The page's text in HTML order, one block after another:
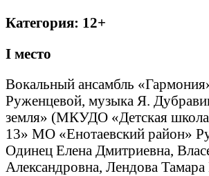
Категория: 12+
I место
Вокальный ансамбль
Руженцевой, музыка Я.
земля» (МКУДО «Детская
13» МО «Енотаевский район»
Одинец Елена Дмитриевна,
Александровна, Лендова